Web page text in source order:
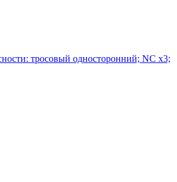
тросовый односторонний; NC x3;